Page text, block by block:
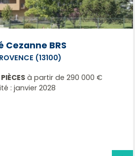
Cezanne BRS
(13100)
à partir de 290 000 €
: janvier 2028